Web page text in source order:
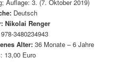
Auflage: 3. (7. Oktober 2019)
Deutsch
Nikolai Renger
978-3480234943
Alter:36 Monate – 6 Jahre
13,00 Euro